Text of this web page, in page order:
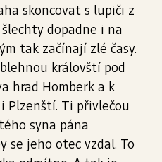
skoncovat s lupiči z
dopadne i na
tak začínají zlé časy.
královští pod
hrad Homberk a k
Plzenští. Ti přivlečou
syna pána
se jeho otec vzdal. To